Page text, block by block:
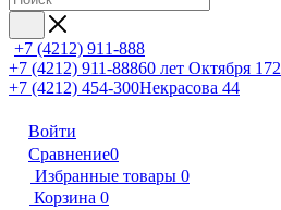
+7 (4212) 911-888
+7 (4212) 911-88860 лет Октября 172
+7 (4212) 454-300Некрасова 44
Войти
Сравнение0
Избранные товары 0
Корзина 0